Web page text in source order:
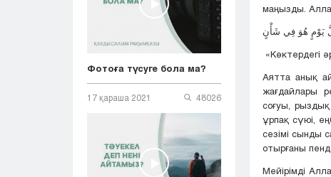
Фотоға түсуге бола ма?
17 қараша 2021 48026
маңызды. Алла
يَوْمٍ هُوَ فِي شَأْنٍ
«Көктердегі
Аятта анық
жағдайлары
соғуы,
ұрпақ сүюі,
сезімі сынды
отырғаны
Мейірімді